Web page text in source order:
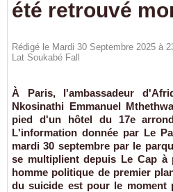
été retrouvé
Rédigé le Mardi 30 Septembre 2025 à
Lat Soukabé Fall
À Paris, l'ambassadeur
Nkosinathi Emmanuel
pied d'un hôtel du 17e
L'information donnée par Le
mardi 30 septembre par le
se multiplient depuis Le Cap
homme politique de premier
du suicide est pour le moment